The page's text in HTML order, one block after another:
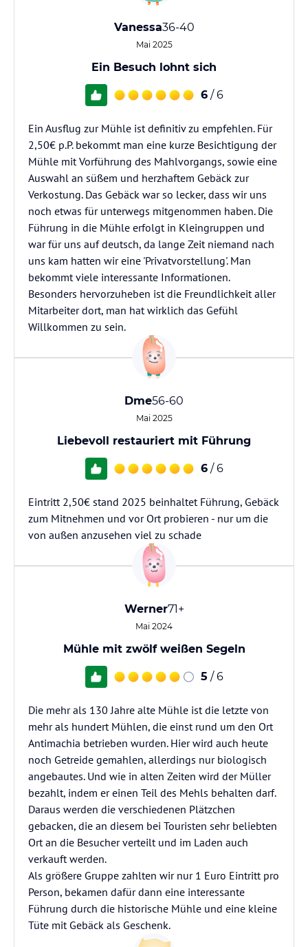
Vanessa36-40
Mai 2025
Ein Besuch lohnt sich
6 / 6
Ein Ausflug zur Mühle ist definitiv zu empfehlen. Für
2,50€ p.P. bekommt man eine kurze Besichtigung der
Mühle mit Vorführung des Mahlvorgangs, sowie eine
Auswahl an süßem und herzhaftem Gebäck zur
Verkostung. Das Gebäck war so lecker, dass wir uns
noch etwas für unterwegs mitgenommen haben. Die
Führung in die Mühle erfolgt in Kleingruppen und
war für uns auf deutsch, da lange Zeit niemand nach
uns kam hatten wir eine 'Privatvorstellung'. Man
bekommt viele interessante Informationen.
Besonders hervorzuheben ist die Freundlichkeit aller
Mitarbeiter dort, man hat wirklich das Gefühl
Willkommen zu sein.
Dme56-60
Mai 2025
Liebevoll restauriert mit Führung
6 / 6
Eintritt 2,50€ stand 2025 beinhaltet Führung, Gebäck
zum Mitnehmen und vor Ort probieren - nur um die
von außen anzusehen viel zu schade
Werner71+
Mai 2024
Mühle mit zwölf weißen Segeln
5 / 6
Die mehr als 130 Jahre alte Mühle ist die letzte von
mehr als hundert Mühlen, die einst rund um den Ort
Antimachia betrieben wurden. Hier wird auch heute
noch Getreide gemahlen, allerdings nur biologisch
angebautes. Und wie in alten Zeiten wird der Müller
bezahlt, indem er einen Teil des Mehls behalten darf.
Daraus werden die verschiedenen Plätzchen
gebacken, die an diesem bei Touristen sehr beliebten
Ort an die Besucher verteilt und im Laden auch
verkauft werden.
Als größere Gruppe zahlten wir nur 1 Euro Eintritt pro
Person, bekamen dafür dann eine interessante
Führung durch die historische Mühle und eine kleine